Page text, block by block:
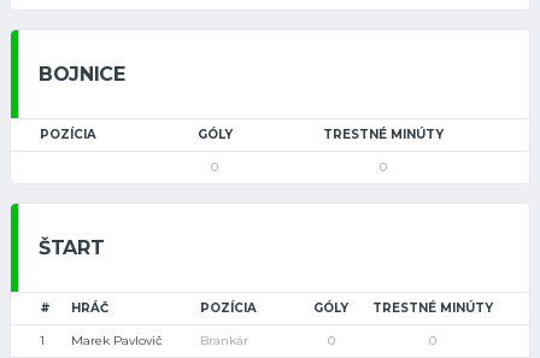
BOJNICE
POZÍCIA GÓLY TRESTNÉ MINÚTY
0 0
ŠTART
# HRÁČ POZÍCIA GÓLY TRESTNÉ MINÚTY
1 Marek Pavlovič Brankár 0 0